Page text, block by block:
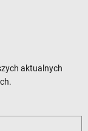
aktualnych